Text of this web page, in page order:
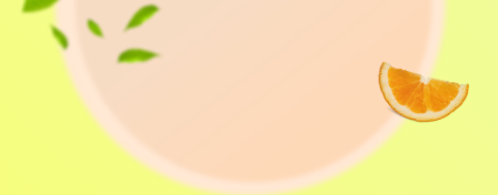
вы получите тариф
«Максимальный».
Варианты участия